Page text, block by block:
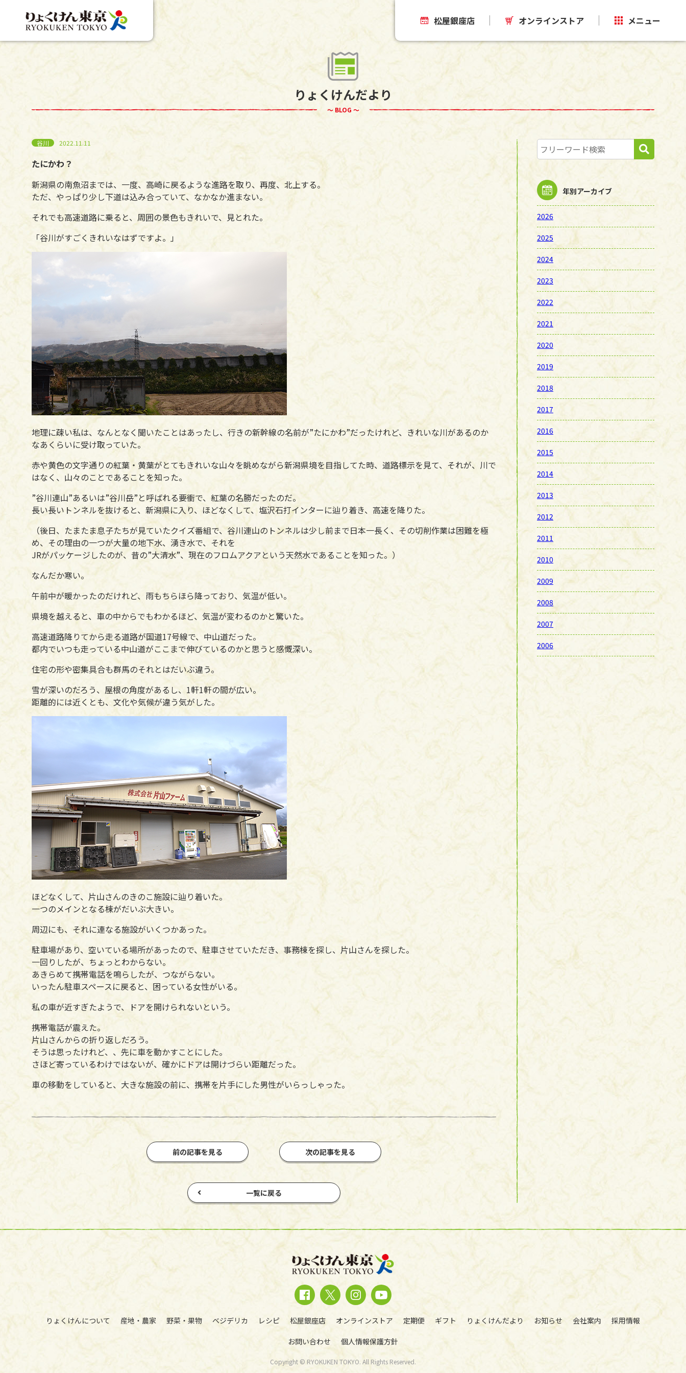
松屋銀座店 オンラインストア メニュー
りょくけんだより
～ BLOG ～
谷川 2022.11.11
たにかわ？
新潟県の南魚沼までは、一度、高崎に戻るような進路を取り、再度、北上する。
ただ、やっぱり少し下道は込み合っていて、なかなか進まない。
それでも高速道路に乗ると、周囲の景色もきれいで、見とれた。
「谷川がすごくきれいなはずですよ。」
地理に疎い私は、なんとなく聞いたことはあったし、行きの新幹線の名前が”たにかわ”だったけれど、きれいな川があるのか
なあくらいに受け取っていた。
赤や黄色の文字通りの紅葉・黄葉がとてもきれいな山々を眺めながら新潟県境を目指してた時、道路標示を見て、それが、川で
はなく、山々のことであることを知った。
”谷川連山”あるいは”谷川岳”と呼ばれる要衝で、紅葉の名勝だったのだ。
長い長いトンネルを抜けると、新潟県に入り、ほどなくして、塩沢石打インターに辿り着き、高速を降りた。
（後日、たまたま息子たちが見ていたクイズ番組で、谷川連山のトンネルは少し前まで日本一長く、その切削作業は困難を極
め、その理由の一つが大量の地下水、湧き水で、それを
JRがパッケージしたのが、昔の”大清水”、現在のフロムアクアという天然水であることを知った。）
なんだか寒い。
午前中が暖かったのだけれど、雨もちらほら降っており、気温が低い。
県境を越えると、車の中からでもわかるほど、気温が変わるのかと驚いた。
高速道路降りてから走る道路が国道17号線で、中山道だった。
都内でいつも走っている中山道がここまで伸びているのかと思うと感慨深い。
住宅の形や密集具合も群馬のそれとはだいぶ違う。
雪が深いのだろう、屋根の角度があるし、1軒1軒の間が広い。
距離的には近くとも、文化や気候が違う気がした。
ほどなくして、片山さんのきのこ施設に辿り着いた。
一つのメインとなる棟がだいぶ大きい。
周辺にも、それに連なる施設がいくつかあった。
駐車場があり、空いている場所があったので、駐車させていただき、事務棟を探し、片山さんを探した。
一回りしたが、ちょっとわからない。
あきらめて携帯電話を鳴らしたが、つながらない。
いったん駐車スペースに戻ると、困っている女性がいる。
私の車が近すぎたようで、ドアを開けられないという。
携帯電話が震えた。
片山さんからの折り返しだろう。
そうは思ったけれど、、先に車を動かすことにした。
さほど寄っているわけではないが、確かにドアは開けづらい距離だった。
車の移動をしていると、大きな施設の前に、携帯を片手にした男性がいらっしゃった。
前の記事を見る 次の記事を見る
一覧に戻る
年別アーカイブ
2026
2025
2024
2023
2022
2021
2020
2019
2018
2017
2016
2015
2014
2013
2012
2011
2010
2009
2008
2007
2006
りょくけんについて 産地・農家 野菜・果物 ベジデリカ レシピ 松屋銀座店 オンラインストア 定期便 ギフト りょくけんだより お知らせ 会社案内 採用情報
お問い合わせ 個人情報保護方針
Copyright © RYOKUKEN TOKYO. All Rights Reserved.